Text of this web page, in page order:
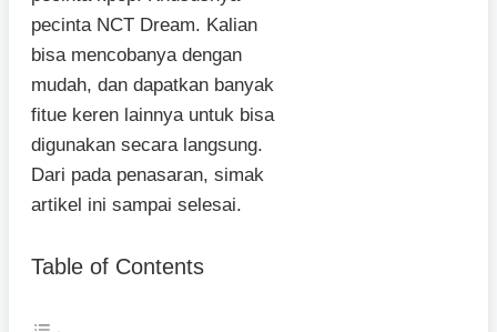
pecinta NCT Dream. Kalian
bisa mencobanya dengan
mudah, dan dapatkan banyak
fitue keren lainnya untuk bisa
digunakan secara langsung.
Dari pada penasaran, simak
artikel ini sampai selesai.
Table of Contents